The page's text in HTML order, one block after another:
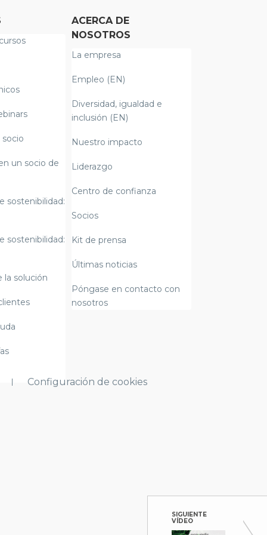
SIGUIENTE
VÍDEO
un socio de
sostenibilidad:
sostenibilidad:
la solución
ACERCA DE
NOSOTROS
La empresa
Empleo (EN)
Diversidad, igualdad e
inclusión (EN)
Nuestro impacto
Liderazgo
Centro de confianza
Socios
Kit de prensa
Últimas noticias
Póngase en contacto con
nosotros
Configuración de cookies